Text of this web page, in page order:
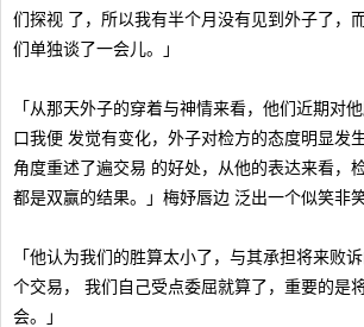
们探视 了，所以我有半个月没有见到外子了，
们单独谈了一会儿。」
「从那天外子的穿着与神情来看，他们近期对
口我便 发觉有变化，外子对检方的态度明显发
角度重述了遍交易 的好处，从他的表达来看，
都是双赢的结果。」梅妤唇边 泛出一个似笑非
「他认为我们的胜算太小了，与其承担将来败
个交易， 我们自己受点委屈就算了，重要的是
会。」